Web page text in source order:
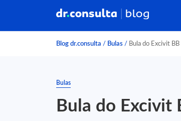
Blog dr.consulta / Bulas / Bula do Excivit BB
Bulas
Bula do Excivit